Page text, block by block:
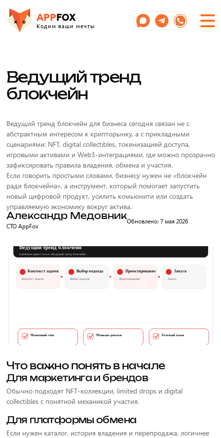
APPFOX
Кодим ваши мечты
Ведущий тренд
блокчейн
Ведущий тренд блокчейн для бизнеса сегодня связан не с
абстрактным интересом к крипторынку, а с прикладными
сценариями: NFT, digital collectibles, токенизацией доступа,
игровыми активами и Web3-интеграциями, где можно прозрачно
зафиксировать правила владения, обмена и участия.
Если говорить простыми словами, бизнесу нужен не «блокчейн
ради блокчейна», а инструмент, который помогает запустить
новый цифровой продукт, усилить комьюнити или создать
управляемую экономику вокруг актива.
Александр Медовник
CTO AppFox
Обновлено: 7 мая 2026
Что важно понять в начале
Для маркетинга и брендов
Обычно подходят NFT-коллекции, limited drops и digital
collectibles с понятной механикой участия.
Для платформы обмена
Если нужен каталог, история владения и перепродажа, логичнее